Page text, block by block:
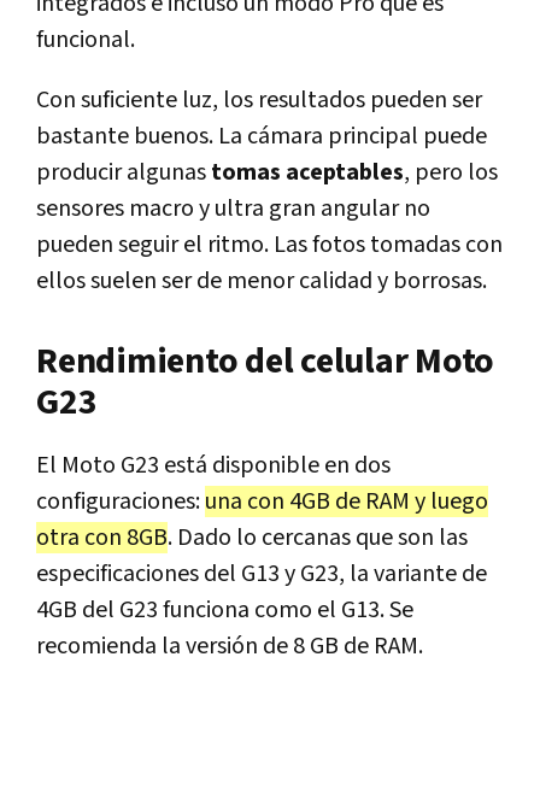
funcional.
Con suficiente luz, los resultados pueden ser
bastante buenos. La cámara principal puede
producir algunastomas aceptables, pero los
sensores macro y ultra gran angular no
pueden seguir el ritmo. Las fotos tomadas con
ellos suelen ser de menor calidad y borrosas.
Rendimiento del celular Moto
G23
El Moto G23 está disponible en dos
configuraciones:una con 4GB de RAM y luego
otra con 8GB. Dado lo cercanas que son las
especificaciones del G13 y G23, la variante de
4GB del G23 funciona como el G13. Se
recomienda la versión de 8 GB de RAM.